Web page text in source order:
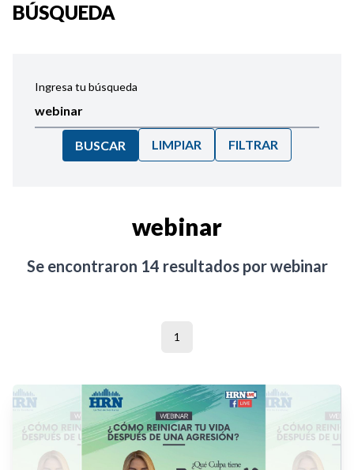
BÚSQUEDA
Ingresa tu búsqueda
BUSCAR LIMPIAR FILTRAR
webinar
Se encontraron 14 resultados porwebinar
1